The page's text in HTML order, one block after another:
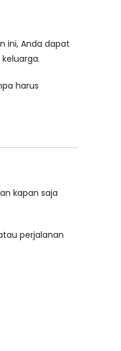
ini, Anda dapat
harus
kapan saja
perjalanan